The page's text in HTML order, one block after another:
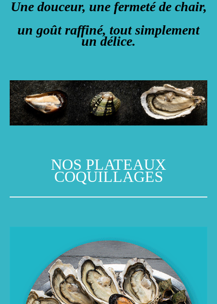
Une douceur, une fermeté de chair,
un goût raffiné, tout simplement
un délice.
NOS PLATEAUX
COQUILLAGES